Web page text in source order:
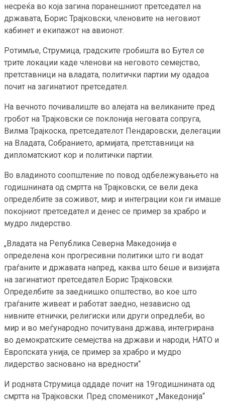
несреќа во која загина поранешниот претседател на
државата, Борис Трајковски, членовите на неговиот
кабинет и екипажот на авионот.
Ротимље, Струмица, градските гробишта во Бутел се
трите локации каде членови на неговото семејство,
претставници на владата, политички партии му одадоа
почит на загинатиот претседател.
На вечното почивалиште во алејата на великаните пред
гробот на Трајковски се поклонија неговата сопруга,
Вилма Трајкоска, претседателот Пендаровски, делегации
на Владата, Собранието, армијата, претставници на
дипломатскиот кор и политички партии.
Во владиното соопштение по повод одбележувањето на
годишнината од смртта на Трајковски, се вели дека
определбите за соживот, мир и интеграции кои ги имаше
покојниот претседател и денес се пример за храбро и
мудро лидерство.
„Владата на Република Северна Македонија е
определена кон прогресивни политики што ги водат
граѓаните и државата напред, каква што беше и визијата
на загинатиот претседател Борис Трајковски.
Определбите за заеднишко општество, во кое што
граѓаните живеат и работат заедно, независно од
нивните етнички, религиски или други опредлеби, во
мир и во меѓународно почитувана држава, интегрирана
во демократските семејства на држави и народи, НАТО и
Европската унија, се пример за храбро и мудро
лидерство засновано на вредности“
И родната Струмица оддаде почит на 19годишнината од
смртта на Трајковски. Пред споменикот „Македонија“